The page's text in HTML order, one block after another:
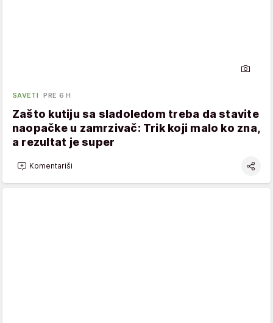
SAVETI PRE 6 H
Zašto kutiju sa sladoledom treba da stavite
naopačke u zamrzivač: Trik koji malo ko zna,
a rezultat je super
Komentariši